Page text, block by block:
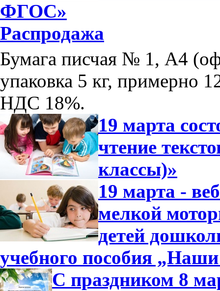
ФГОС»
Распродажа
Бумага писчая № 1, А4
упаковка 5 кг, примерно
НДС 18%.
19 марта
чтение
классы)»
19 марта -
мелкой
детей
учебного пособия
С праздником 8